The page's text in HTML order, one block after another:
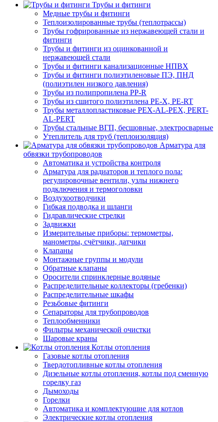
Трубы и фитинги
Медные трубы и фитинги
Теплоизолированные трубы (теплотрассы)
Трубы гофрированные из нержавеющей стали и
фитинги
Трубы и фитинги из оцинкованной и
нержавеющей стали
Трубы и фитинги канализационные НПВХ
Трубы и фитинги полиэтиленовые ПЭ, ПНД
(полиэтилен низкого давления)
Трубы из полипропилена PP-R
Трубы из сшитого полиэтилена PE-X, PE-RT
Трубы металлопластиковые PEX-AL-PEX, PERT-
AL-PERT
Трубы стальные ВГП, бесшовные, электросварные
Утеплитель для труб (теплоизоляция)
Арматура для
обвязки трубопроводов
Автоматика и устройства контроля
Арматура для радиаторов и теплого пола:
регулировочные вентили, узлы нижнего
подключения и термоголовки
Воздухоотводчики
Гибкая подводка и шланги
Гидравлические стрелки
Задвижки
Измерительные приборы: термометры,
манометры, счётчики, датчики
Клапаны
Монтажные группы и модули
Обратные клапаны
Оросители спринклерные водяные
Распределительные коллекторы (гребенки)
Распределительные шкафы
Резьбовые фитинги
Сепараторы для трубопроводов
Теплообменники
Фильтры механической очистки
Шаровые краны
Котлы отопления
Газовые котлы отопления
Твердотопливные котлы отопления
Дизельные котлы отопления, котлы под сменную
горелку газ
Дымоходы
Горелки
Автоматика и комплектующие для котлов
Электрические котлы отопления